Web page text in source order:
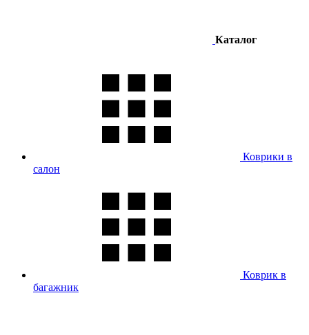
Каталог
Коврики в
салон
Коврик в
багажник